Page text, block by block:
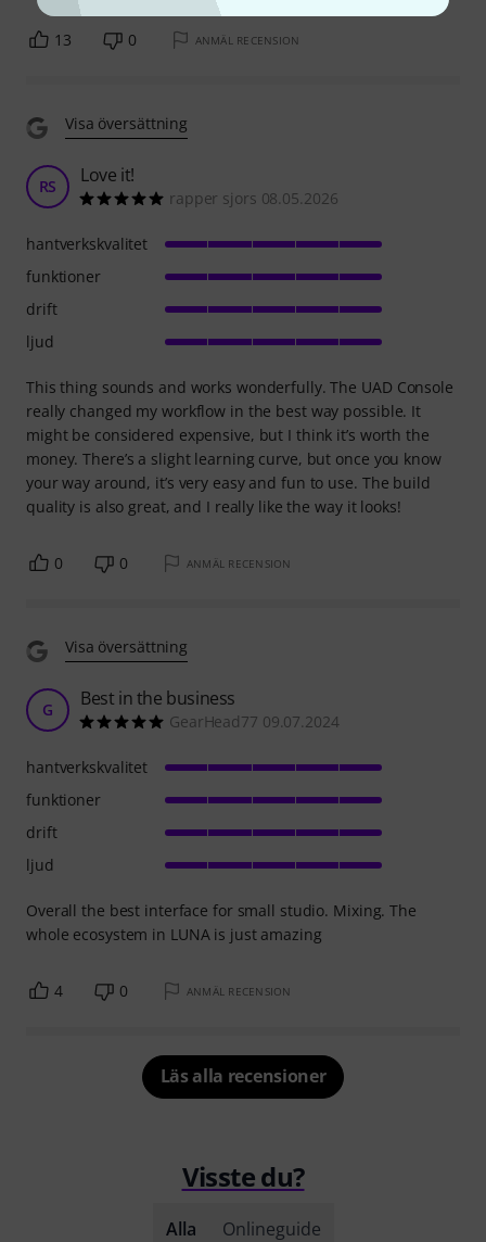
13 0 ANMÄL RECENSION
Visa översättning
RS Love it!
rapper sjors 08.05.2026
This thing sounds and works wonderfully. The UAD Console
really changed my workflow in the best way possible. It
might be considered expensive, but I think it’s worth the
money. There’s a slight learning curve, but once you know
your way around, it’s very easy and fun to use. The build
quality is also great, and I really like the way it looks!
hantverkskvalitet
funktioner
drift
ljud
0 0 ANMÄL RECENSION
Visa översättning
G Best in the business
GearHead77 09.07.2024
Overall the best interface for small studio. Mixing. The
whole ecosystem in LUNA is just amazing
hantverkskvalitet
funktioner
drift
ljud
4 0 ANMÄL RECENSION
Läs alla recensioner
Visste du?
Alla Onlineguide